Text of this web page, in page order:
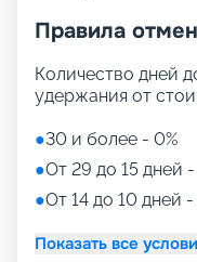
Правила
Количество дней
удержания от
●30 и более - 0%
●От 29 до 15 дней -
●От 14 до 10 дней -
Показать все